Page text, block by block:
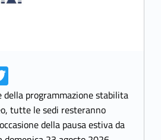
link-archive-40453T
w
itt
er
della programmazione stabilita
tutte le sedi resteranno
della pausa estiva da